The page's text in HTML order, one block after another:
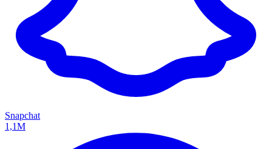
Snapchat
1,1M